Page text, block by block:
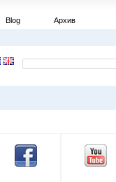
Blog Архив